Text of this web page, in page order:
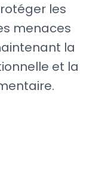
les
menaces
la
et la